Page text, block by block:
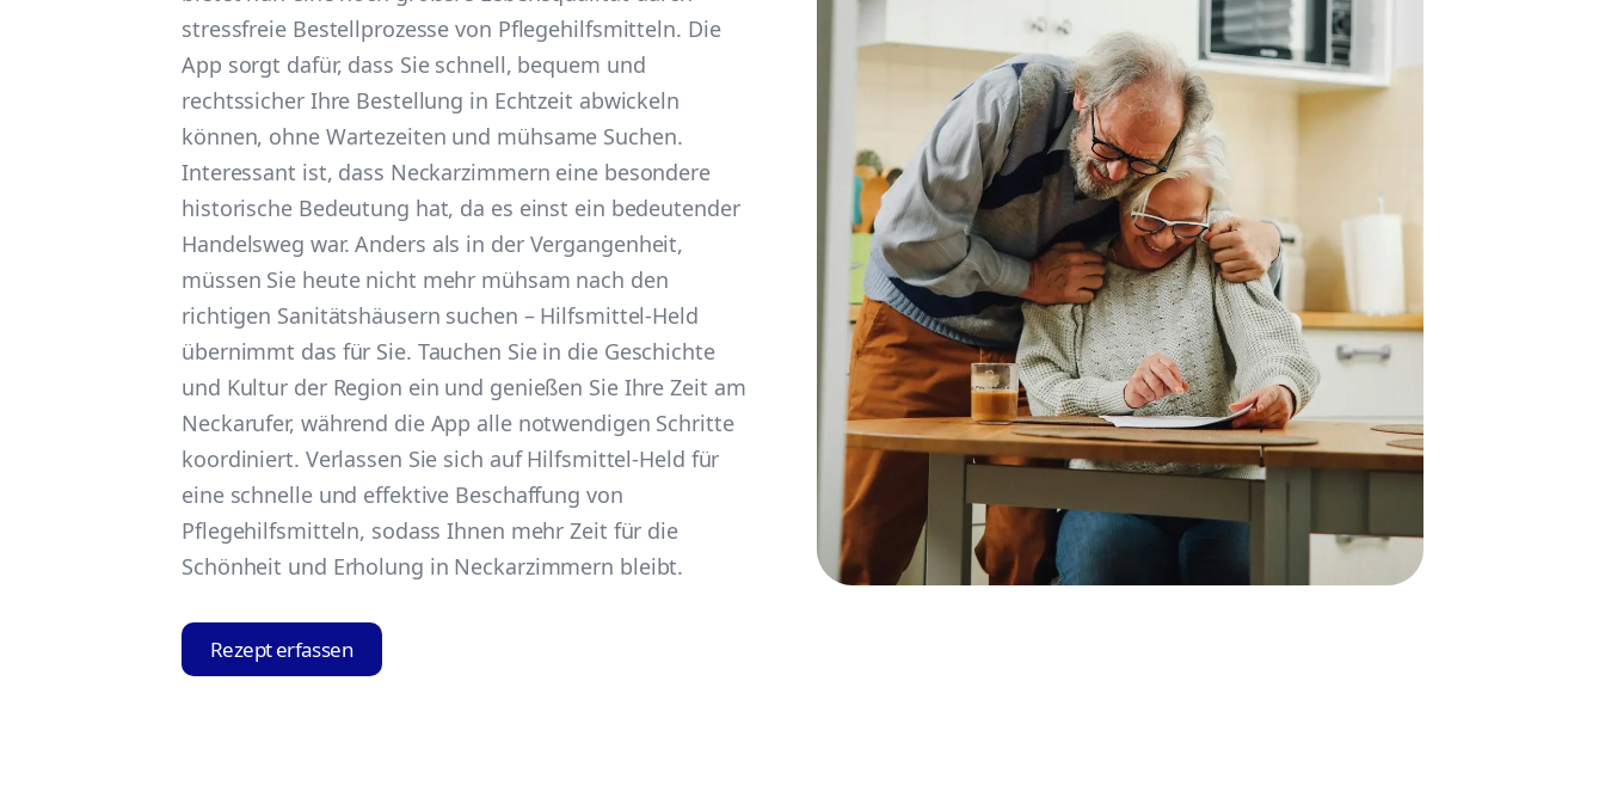
stressfreie Bestellprozesse von Pflegehilfsmitteln. Die
App sorgt dafür, dass Sie schnell, bequem und
rechtssicher Ihre Bestellung in Echtzeit abwickeln
können, ohne Wartezeiten und mühsame Suchen.
Interessant ist, dass Neckarzimmern eine besondere
historische Bedeutung hat, da es einst ein bedeutender
Handelsweg war. Anders als in der Vergangenheit,
müssen Sie heute nicht mehr mühsam nach den
richtigen Sanitätshäusern suchen – Hilfsmittel-Held
übernimmt das für Sie. Tauchen Sie in die Geschichte
und Kultur der Region ein und genießen Sie Ihre Zeit am
Neckarufer, während die App alle notwendigen Schritte
koordiniert. Verlassen Sie sich auf Hilfsmittel-Held für
eine schnelle und effektive Beschaffung von
Pflegehilfsmitteln, sodass Ihnen mehr Zeit für die
Schönheit und Erholung in Neckarzimmern bleibt.
Rezept erfassen